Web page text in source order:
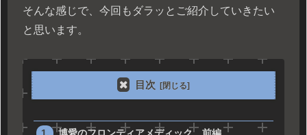
そんな感じで、今回もダラッとご紹介していきたい
と思います。
目次